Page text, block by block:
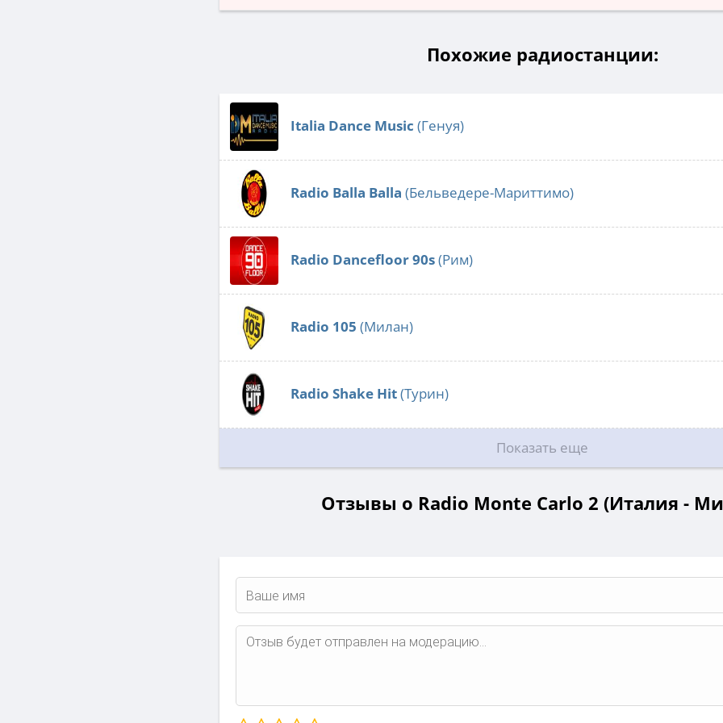
Похожие радиостанции:
Italia Dance Music (Генуя)
Radio Balla Balla (Бельведере-Мариттимо)
Radio Dancefloor 90s(Рим)
Radio 105 (Милан)
Radio Shake Hit(Турин)
Показать еще
Отзывы о Radio Monte Carlo 2 (Италия -